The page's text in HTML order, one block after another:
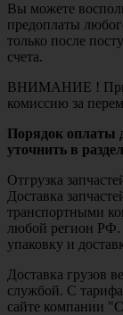
Вы можете
предоплаты
только после
счета.
ВНИМАНИЕ ! При
комиссию за
Порядок оплаты
уточнить в
Отгрузка
Доставка
транспортными
любой регион РФ.
упаковку и
Доставка грузов
службой. С
сайте компании